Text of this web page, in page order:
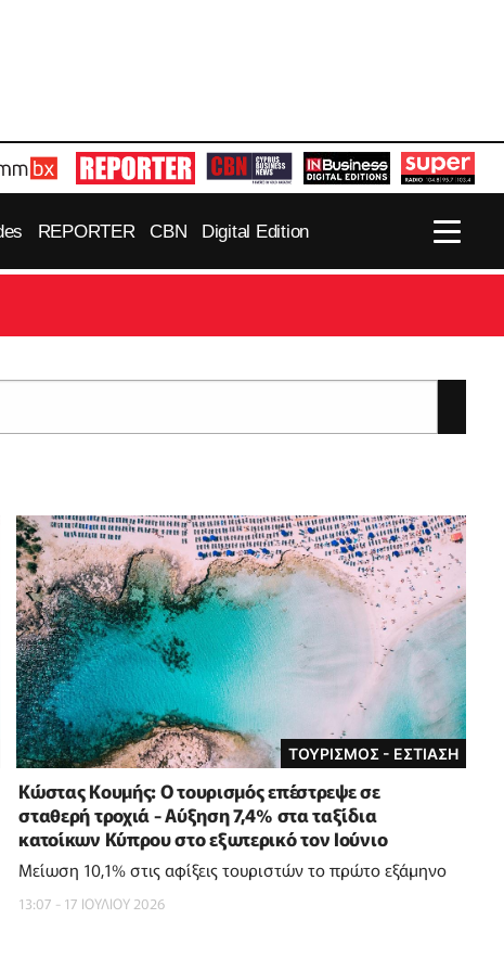
REPORTER CBN Digital Edition
ΤΟΥΡΙΣΜΟΣ - ΕΣΤΙΑΣΗ
Κώστας Κουμής: Ο τουρισμός επέστρεψε σε
σταθερή τροχιά - Αύξηση 7,4% στα ταξίδια
κατοίκων Κύπρου στο εξωτερικό τον Ιούνιο
Μείωση 10,1% στις αφίξεις τουριστών το πρώτο εξάμηνο
13:07 - 17 ΙΟΥΛΙΟΥ 2026